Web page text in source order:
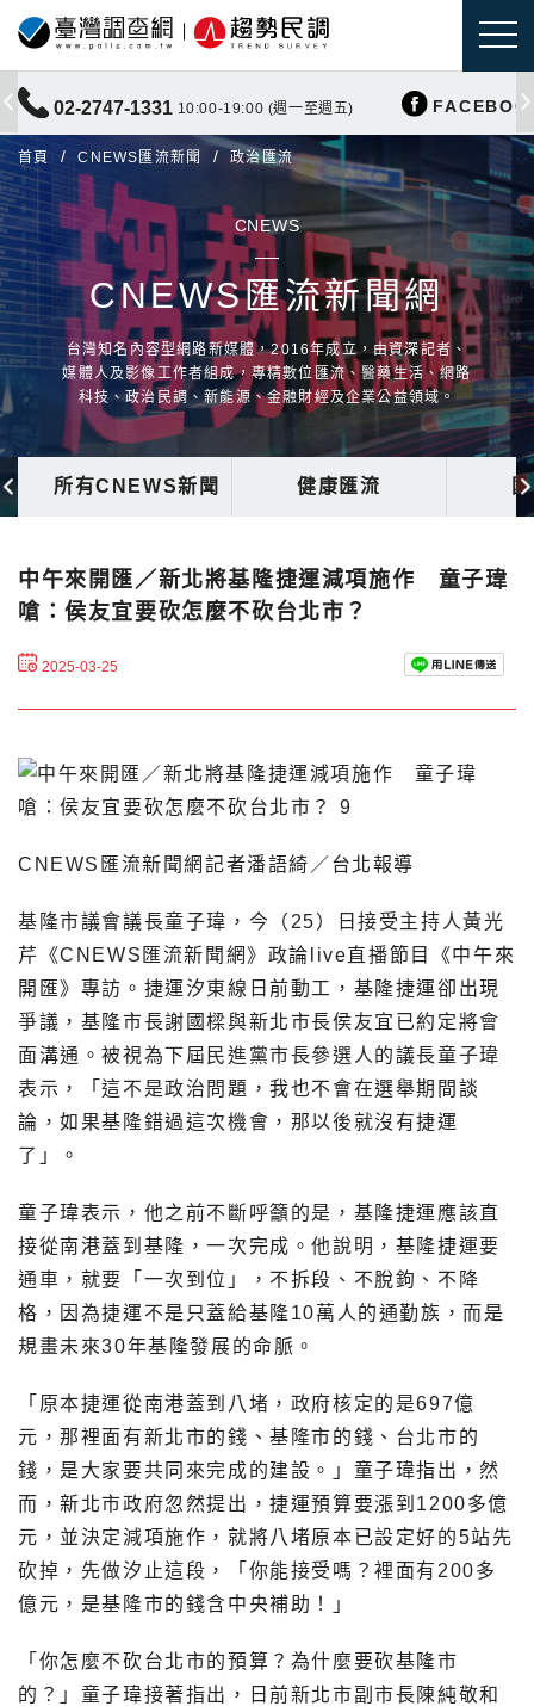
02-2747-1331 10:00-19:00 (週一至週五)
首頁 CNEWS匯流新聞 政治匯流
CNEWS
CNEWS匯流新聞網
台灣知名內容型網路新媒體，2016年成立，由資深記者、
媒體人及影像工作者組成，專精數位匯流、醫藥生活、網路
科技、政治民調、新能源、金融財經及企業公益領域。
所有CNEWS新聞 健康匯流
中午來開匯／新北將基隆捷運減項施作 童子瑋
嗆：侯友宜要砍怎麼不砍台北市？
2025-03-25
CNEWS匯流新聞網記者潘語綺／台北報導
基隆市議會議長童子瑋，今（25）日接受主持人黃光
芹《CNEWS匯流新聞網》政論live直播節目《中午來
開匯》專訪。捷運汐東線日前動工，基隆捷運卻出現
爭議，基隆市長謝國樑與新北市長侯友宜已約定將會
面溝通。被視為下屆民進黨市長參選人的議長童子瑋
表示，「這不是政治問題，我也不會在選舉期間談
論，如果基隆錯過這次機會，那以後就沒有捷運
了」。
童子瑋表示，他之前不斷呼籲的是，基隆捷運應該直
接從南港蓋到基隆，一次完成。他說明，基隆捷運要
通車，就要「一次到位」，不拆段、不脫鉤、不降
格，因為捷運不是只蓋給基隆10萬人的通勤族，而是
規畫未來30年基隆發展的命脈。
「原本捷運從南港蓋到八堵，政府核定的是697億
元，那裡面有新北市的錢、基隆市的錢、台北市的
錢，是大家要共同來完成的建設。」童子瑋指出，然
而，新北市政府忽然提出，捷運預算要漲到1200多億
元，並決定減項施作，就將八堵原本已設定好的5站先
砍掉，先做汐止這段，「你能接受嗎？裡面有200多
億元，是基隆市的錢含中央補助！」
「你怎麼不砍台北市的預算？為什麼要砍基隆市
的？」童子瑋接著指出，日前新北市副市長陳純敬和